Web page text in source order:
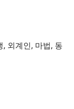
외계인, 마법, 동